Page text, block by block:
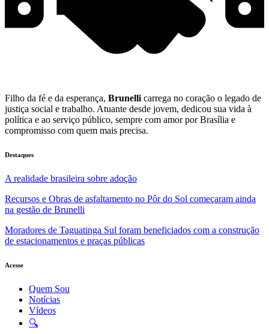
Filho da fé e da esperança, Brunelli carrega no coração o legado de
justiça social e trabalho. Atuante desde jovem, dedicou sua vida à
política e ao serviço público, sempre com amor por Brasília e
compromisso com quem mais precisa.
Destaques
A realidade brasileira sobre adoção
Recursos e Obras de asfaltamento no Pôr do Sol começaram ainda
na gestão de Brunelli
Moradores de Taguatinga Sul foram beneficiados com a construção
de estacionamentos e praças públicas
Acesse
Quem Sou
Notícias
Vídeos
🔍